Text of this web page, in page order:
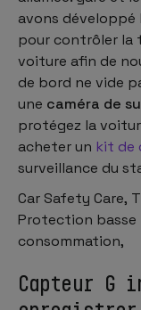
avons développé
pour contrôler la
voiture afin de
de bord ne vide
une caméra de
protégez la
acheter un kit de
surveillance du
Car Safety Care,
Protection
consommation,
Capteur G